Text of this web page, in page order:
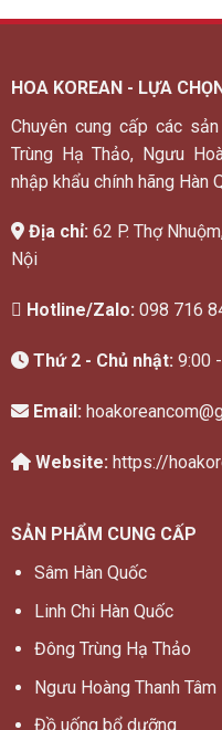
HOA KOREAN - LỰA
Chuyên cung cấp các
Trùng Hạ Thảo, Ngưu
nhập khẩu chính hãng Hàn
Địa chỉ: 62 P. Thợ
Nội
Hotline/Zalo: 098 716
Thứ 2 - Chủ nhật: 9:00
Email:
Website: https://
SẢN PHẨM CUNG CẤP
Sâm Hàn Quốc
Linh Chi Hàn Quốc
Đông Trùng Hạ Thảo
Ngưu Hoàng Thanh Tâm
Đồ uống bổ dưỡng